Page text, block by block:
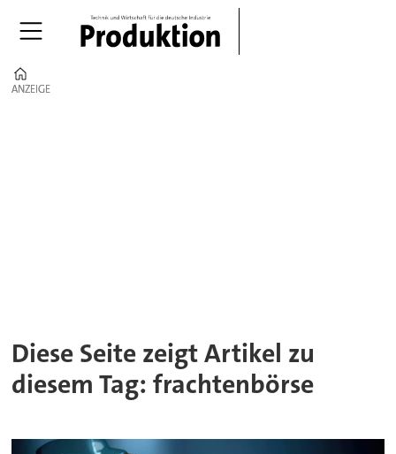
ANZEIGE
ANZEIGE
Diese Seite zeigt Artikel zu
diesem Tag: frachtenbörse